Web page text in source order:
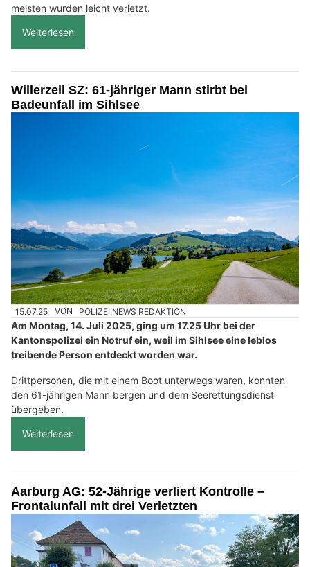
meisten wurden leicht verletzt.
Weiterlesen
Willerzell SZ: 61-jähriger Mann stirbt bei
Badeunfall im Sihlsee
15.07.25 VON POLIZEI.NEWS REDAKTION
Am Montag, 14. Juli 2025, ging um 17.25 Uhr bei der
Kantonspolizei ein Notruf ein, weil im Sihlsee eine leblos
treibende Person entdeckt worden war.
Drittpersonen, die mit einem Boot unterwegs waren, konnten
den 61-jährigen Mann bergen und dem Seerettungsdienst
übergeben.
Weiterlesen
Aarburg AG: 52-Jährige verliert Kontrolle –
Frontalunfall mit drei Verletzten